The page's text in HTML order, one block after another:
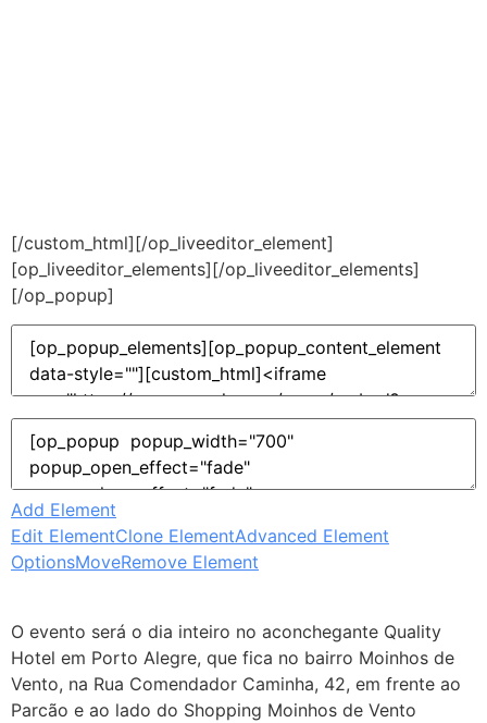
[/custom_html][/op_liveeditor_element]
[op_liveeditor_elements][/op_liveeditor_elements]
[/op_popup]
Add Element
Edit ElementClone ElementAdvanced Element
OptionsMoveRemove Element
O evento será o dia inteiro no aconchegante Quality
Hotel em Porto Alegre, que fica no bairro Moinhos de
Vento, na Rua Comendador Caminha, 42, em frente ao
Parcão e ao lado do Shopping Moinhos de Vento